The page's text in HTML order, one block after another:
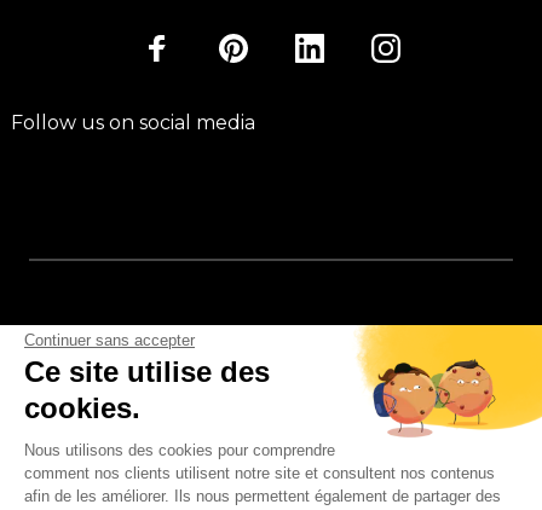
Continuer sans accepter
Ce site utilise des
cookies.
Nous utilisons des cookies pour comprendre
comment nos clients utilisent notre site et consultent nos contenus
afin de les améliorer. Ils nous permettent également de partager des
Follow us on social media